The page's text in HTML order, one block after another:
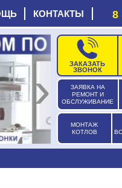
КОНТАКТЫ 8
ЗАЯВКА НА
РЕМОНТ И
ОБСЛУЖИВАНИЕ
МОНТАЖ
КОТЛОВ
ЗАКАЗАТЬ
ЗВОНОК
›